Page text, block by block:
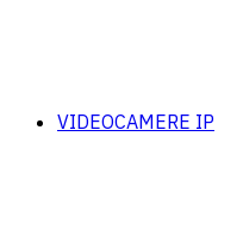
VIDEOCAMERE IP